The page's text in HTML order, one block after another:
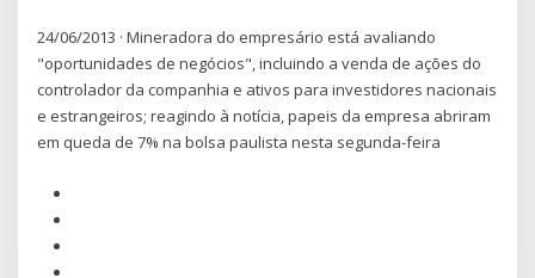
24/06/2013 · Mineradora do empresário está avaliando
"oportunidades de negócios", incluindo a venda de ações do
controlador da companhia e ativos para investidores nacionais
e estrangeiros; reagindo à notícia, papeis da empresa abriram
em queda de 7% na bolsa paulista nesta segunda-feira